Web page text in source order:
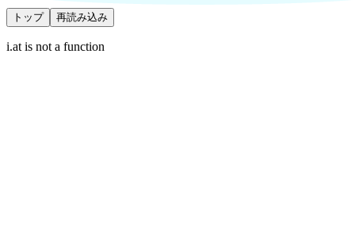
トップ 再読み込み
i.at is not a function